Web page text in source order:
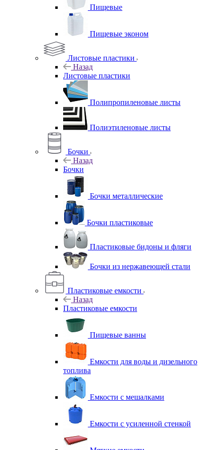
Пищевые
Пищевые эконом
Листовые пластики
Назад
Листовые пластики
Полипропиленовые листы
Полиэтиленовые листы
Бочки
Назад
Бочки
Бочки металлические
Бочки пластиковые
Пластиковые бидоны и фляги
Бочки из нержавеющей стали
Пластиковые емкости
Назад
Пластиковые емкости
Пищевые ванны
Емкости для воды и дизельного
топлива
Емкости с мешалками
Емкости с усиленной стенкой